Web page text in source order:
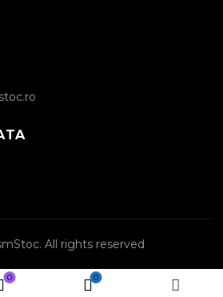
. All rights reserved
0 0